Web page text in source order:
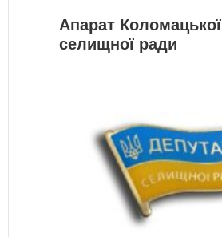
Апарат Коломацької
селищної ради